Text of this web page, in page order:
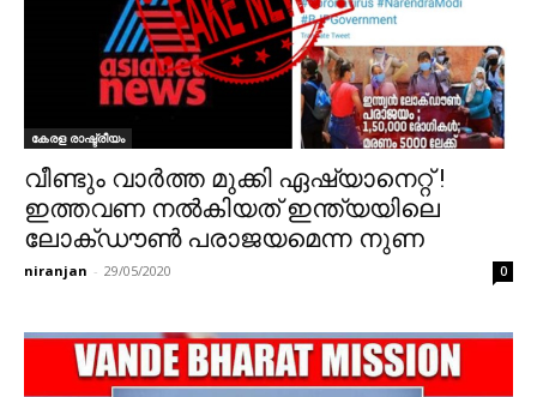
കേരള രാഷ്ട്രീയം
വീണ്ടും വാർത്ത മുക്കി ഏഷ്യാനെറ്റ് !
ഇത്തവണ നൽകിയത് ഇന്ത്യയിലെ
ലോക്ഡൗൺ പരാജയമെന്ന നുണ
niranjan - 29/05/2020 0